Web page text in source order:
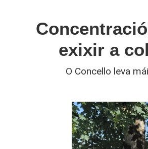
exixir a
O Concello leva